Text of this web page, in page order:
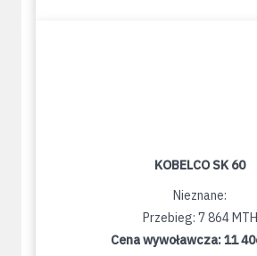
KOBELCO SK 60
Nieznane:
Przebieg: 7 864 MTH
Cena wywoławcza:11